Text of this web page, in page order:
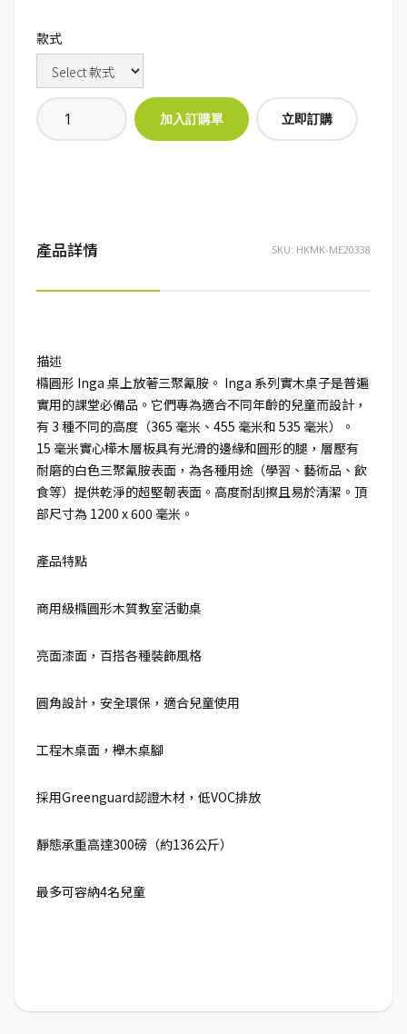
款式
立即訂購
產品詳情 SKU: HKMK-ME20338
描述
橢圓形 Inga 桌上放著三聚氰胺。 Inga 系列實木桌子是普遍
實用的課堂必備品。它們專為適合不同年齡的兒童而設計，
有 3 種不同的高度（365 毫米、455 毫米和 535 毫米）。
15 毫米實心樺木層板具有光滑的邊緣和圓形的腿，層壓有
耐磨的白色三聚氰胺表面，為各種用途（學習、藝術品、飲
食等）提供乾淨的超堅韌表面。高度耐刮擦且易於清潔。頂
部尺寸為 1200 x 600 毫米。
產品特點
商用級橢圓形木質教室活動桌
亮面漆面，百搭各種裝飾風格
圓角設計，安全環保，適合兒童使用
工程木桌面，櫸木桌腳
採用Greenguard認證木材，低VOC排放
靜態承重高達300磅（約136公斤）
最多可容納4名兒童